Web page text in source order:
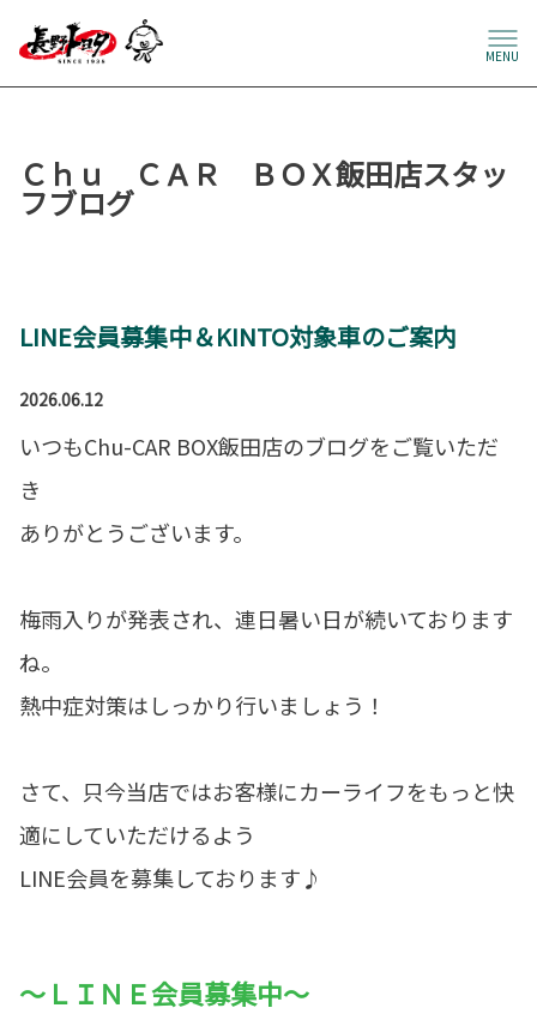
MENU
Ｃｈｕ ＣＡＲ ＢＯＸ飯田店スタッ
フブログ
LINE会員募集中＆KINTO対象車のご案内
2026.06.12
いつもChu-CAR BOX飯田店のブログをご覧いただ
き
ありがとうございます。
梅雨入りが発表され、連日暑い日が続いております
ね。
熱中症対策はしっかり行いましょう！
さて、只今当店ではお客様にカーライフをもっと快
適にしていただけるよう
LINE会員を募集しております♪
～ＬＩＮＥ会員募集中～